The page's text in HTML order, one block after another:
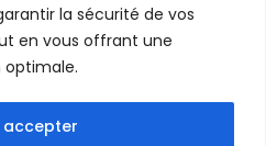
la sécurité de vos
en vous offrant une
optimale.
accepter
presse